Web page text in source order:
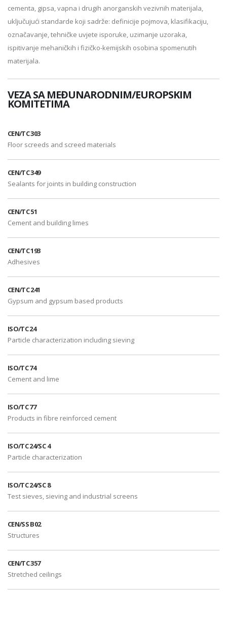
cementa, gipsa, vapna i drugih anorganskih vezivnih materijala,
uključujući standarde koji sadrže: definicije pojmova, klasifikaciju,
označavanje, tehničke uvjete isporuke, uzimanje uzoraka,
ispitivanje mehaničkih i fizičko-kemijskih osobina spomenutih
materijala.
VEZA SA MEĐUNARODNIM/EUROPSKIM
KOMITETIMA
CEN/TC 303
Floor screeds and screed materials
CEN/TC 349
Sealants for joints in building construction
CEN/TC 51
Cement and building limes
CEN/TC 193
Adhesives
CEN/TC 241
Gypsum and gypsum based products
ISO/TC 24
Particle characterization including sieving
ISO/TC 74
Cement and lime
ISO/TC 77
Products in fibre reinforced cement
ISO/TC 24/SC 4
Particle characterization
ISO/TC 24/SC 8
Test sieves, sieving and industrial screens
CEN/SS B02
Structures
CEN/TC 357
Stretched ceilings